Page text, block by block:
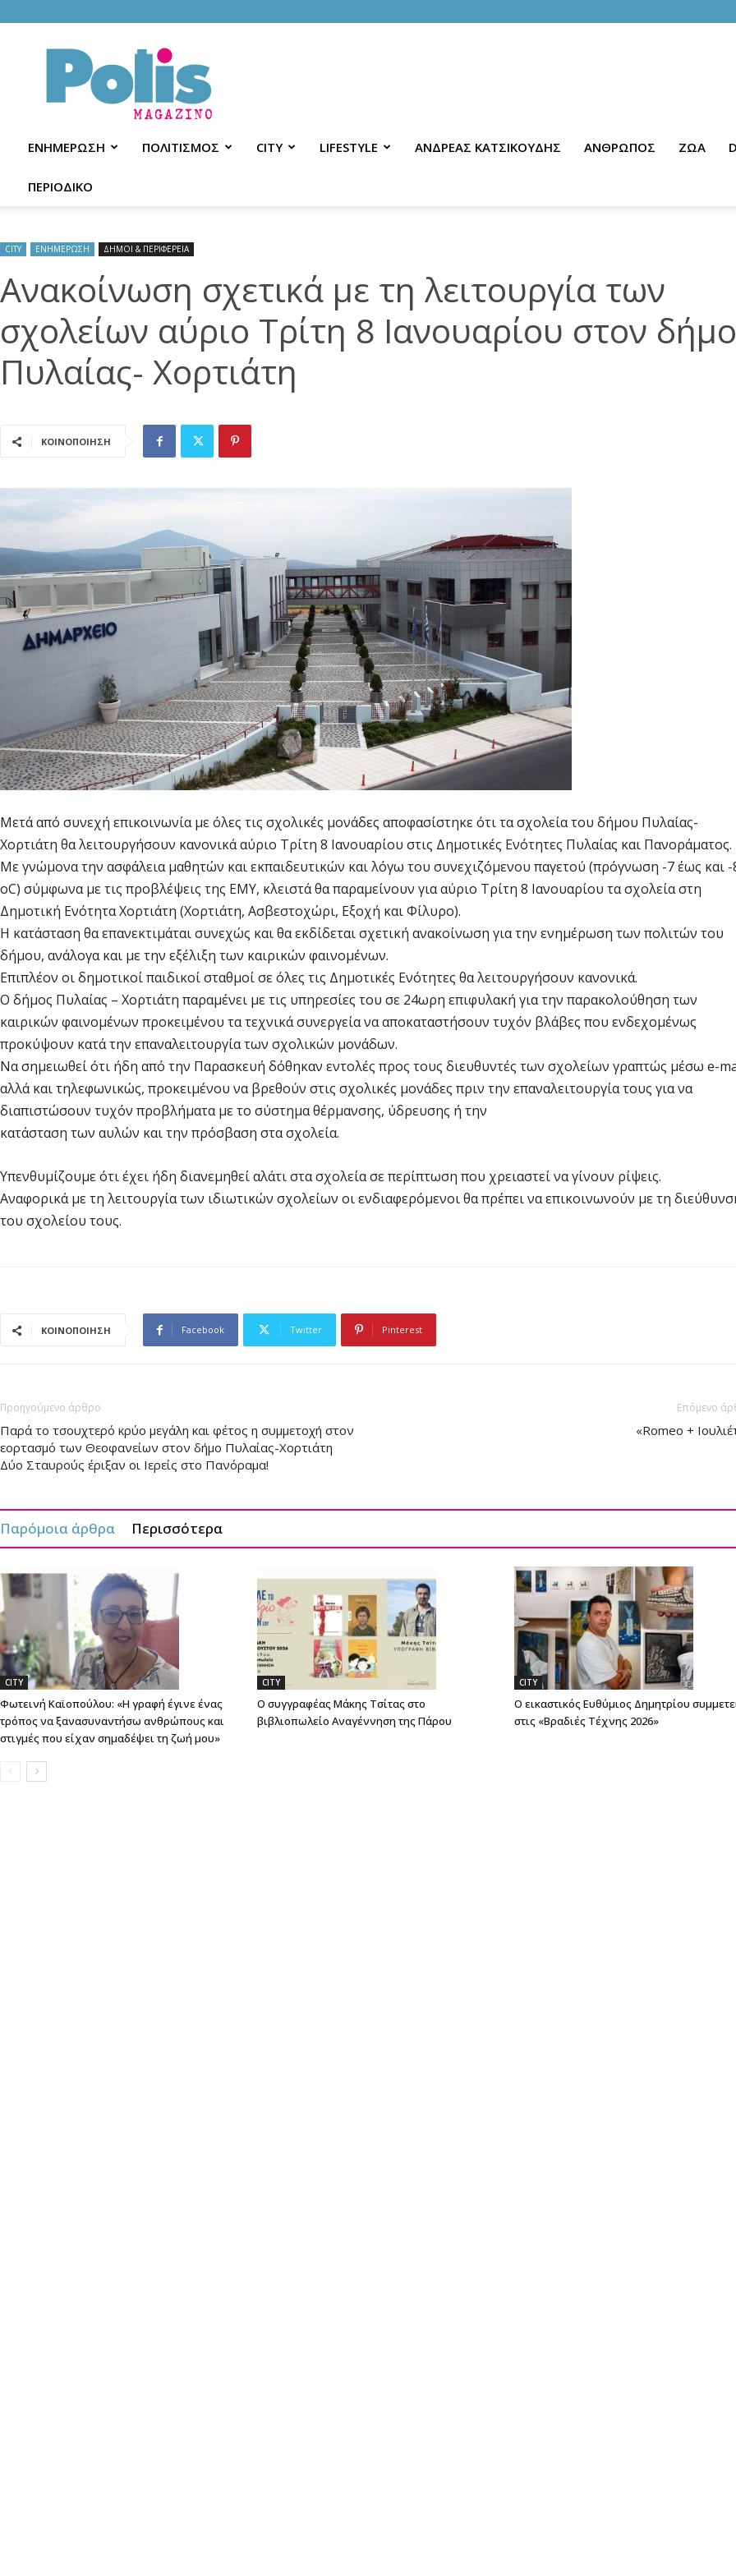
Polis
Magazino
ΕΝΗΜΕΡΩΣΗ ΠΟΛΙΤΙΣΜΟΣ CITY LIFESTYLE ΑΝΔΡΕΑΣ ΚΑΤΣΙΚΟΥΔΗΣ ΑΝΘΡΩΠΟΣ ΖΩΑ
ΠΕΡΙΟΔΙΚΟ
CITY ΕΝΗΜΕΡΩΣΗ ΔΗΜΟΙ & ΠΕΡΙΦΕΡΕΙΑ
Ανακοίνωση σχετικά με τη λειτουργία των
σχολείων αύριο Τρίτη 8 Ιανουαρίου στον δήμο
Πυλαίας- Χορτιάτη
ΚΟΙΝΟΠΟΙΗΣΗ
Μετά από συνεχή επικοινωνία με όλες τις σχολικές μονάδες αποφασίστηκε ότι τα σχολεία του δήμου Πυλαίας-
Χορτιάτη θα λειτουργήσουν κανονικά αύριο Τρίτη 8 Ιανουαρίου στις Δημοτικές Ενότητες Πυλαίας και Πανοράματος.
Με γνώμονα την ασφάλεια μαθητών και εκπαιδευτικών και λόγω του συνεχιζόμενου παγετού (πρόγνωση -7 έως και -
oC) σύμφωνα με τις προβλέψεις της ΕΜΥ, κλειστά θα παραμείνουν για αύριο Τρίτη 8 Ιανουαρίου τα σχολεία στη
Δημοτική Ενότητα Χορτιάτη (Χορτιάτη, Ασβεστοχώρι, Εξοχή και Φίλυρο).
Η κατάσταση θα επανεκτιμάται συνεχώς και θα εκδίδεται σχετική ανακοίνωση για την ενημέρωση των πολιτών του
δήμου, ανάλογα και με την εξέλιξη των καιρικών φαινομένων.
Επιπλέον οι δημοτικοί παιδικοί σταθμοί σε όλες τις Δημοτικές Ενότητες θα λειτουργήσουν κανονικά.
Ο δήμος Πυλαίας – Χορτιάτη παραμένει με τις υπηρεσίες του σε 24ωρη επιφυλακή για την παρακολούθηση των
καιρικών φαινομένων προκειμένου τα τεχνικά συνεργεία να αποκαταστήσουν τυχόν βλάβες που ενδεχομένως
προκύψουν κατά την επαναλειτουργία των σχολικών μονάδων.
Να σημειωθεί ότι ήδη από την Παρασκευή δόθηκαν εντολές προς τους διευθυντές των σχολείων γραπτώς μέσω e-
αλλά και τηλεφωνικώς, προκειμένου να βρεθούν στις σχολικές μονάδες πριν την επαναλειτουργία τους για να
διαπιστώσουν τυχόν προβλήματα με το σύστημα θέρμανσης, ύδρευσης ή την
κατάσταση των αυλών και την πρόσβαση στα σχολεία.
Υπενθυμίζουμε ότι έχει ήδη διανεμηθεί αλάτι στα σχολεία σε περίπτωση που χρειαστεί να γίνουν ρίψεις.
Αναφορικά με τη λειτουργία των ιδιωτικών σχολείων οι ενδιαφερόμενοι θα πρέπει να επικοινωνούν με τη
του σχολείου τους.
ΚΟΙΝΟΠΟΙΗΣΗ Facebook Twitter Pinterest
Προηγούμενο άρθρο
Παρά το τσουχτερό κρύο μεγάλη και φέτος η συμμετοχή στον
εορτασμό των Θεοφανείων στον δήμο Πυλαίας-Χορτιάτη
Δύο Σταυρούς έριξαν οι Ιερείς στο Πανόραμα!
Επόμενο
«Romeo +
Παρόμοια άρθρα Περισσότερα
CITY
Φωτεινή Καϊοπούλου: «Η γραφή έγινε ένας
τρόπος να ξανασυναντήσω ανθρώπους και
στιγμές που είχαν σημαδέψει τη ζωή μου»
CITY
Ο συγγραφέας Μάκης Τσίτας στο
βιβλιοπωλείο Αναγέννηση της Πάρου
CITY
Ο εικαστικός Ευθύμιος Δημητρίου
στις «Βραδιές Τέχνης 2026»